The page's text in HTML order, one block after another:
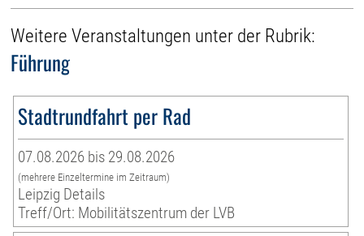
Weitere Veranstaltungen unter der Rubrik:
Führung
Stadtrundfahrt per Rad
07.08.2026 bis 29.08.2026
(mehrere Einzeltermine im Zeitraum)
Leipzig Details
Treff/Ort: Mobilitätszentrum der LVB